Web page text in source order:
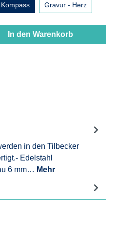
Gravur - Herz
den gewünschten
In den Warenkorb
in den Tilbecker
Edelstahl
6 mm… Mehr